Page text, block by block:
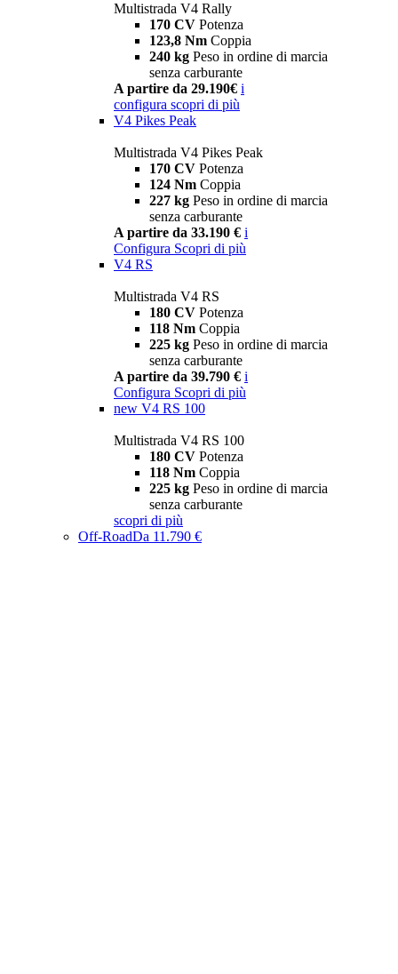
Multistrada V4 Rally
170 CV Potenza
123,8 Nm Coppia
240 kg Peso in ordine di marcia
senza carburante
A partire da 29.190€ i
configura scopri di più
V4 Pikes Peak
Multistrada V4 Pikes Peak
170 CV Potenza
124 Nm Coppia
227 kg Peso in ordine di marcia
senza carburante
A partire da 33.190 € i
Configura Scopri di più
V4 RS
Multistrada V4 RS
180 CV Potenza
118 Nm Coppia
225 kg Peso in ordine di marcia
senza carburante
A partire da 39.790 € i
Configura Scopri di più
new V4 RS 100
Multistrada V4 RS 100
180 CV Potenza
118 Nm Coppia
225 kg Peso in ordine di marcia
senza carburante
scopri di più
Off-RoadDa 11.790 €